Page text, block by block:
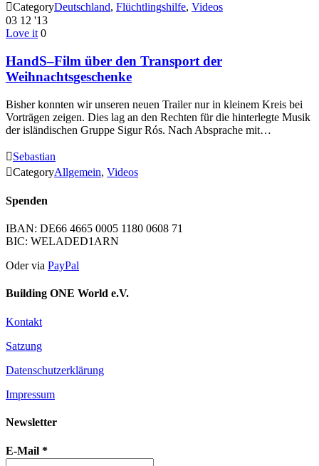
CategoryDeutschland, Flüchtlingshilfe, Videos
03 12 '13
Love it 0
HandS–Film über den Transport der
Weihnachtsgeschenke
Bisher konnten wir unseren neuen Trailer nur in kleinem Kreis bei
Vorträgen zeigen. Dies lag an den Rechten für die hinterlegte Musik
der isländischen Gruppe Sigur Rós. Nach Absprache mit…
Sebastian
CategoryAllgemein, Videos
Spenden
IBAN: DE66 4665 0005 1180 0608 71
BIC: WELADED1ARN
Oder via PayPal
Building ONE World e.V.
Kontakt
Satzung
Datenschutzerklärung
Impressum
Newsletter
E-Mail *